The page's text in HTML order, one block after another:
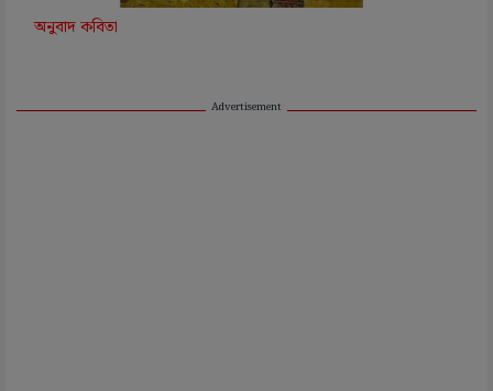
অনুবাদ কবিতা
Advertisement